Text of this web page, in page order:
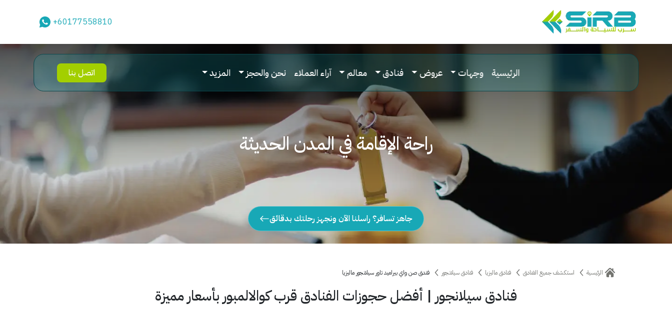
+60177558810
الرئيسية وجهات عروض فنادق معالم آراء العملاء نحن والحجز المزيد اتصل بنا
راحة الإقامة في المدن الحديثة
جاهز تسافر؟ راسلنا الآن ونجهز رحلتك بدقائق
الرئيسية استكشف جميع الفنادق فنادق ماليزيا فنادق سيلانجور فندق صن واي بيراميد تاور سيلانجور ماليزيا
فنادق سيلانجور | أفضل حجوزات الفنادق قرب كوالالمبور بأسعار مميزة